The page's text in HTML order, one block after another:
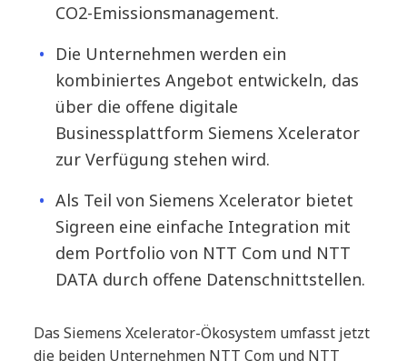
CO2-Emissionsmanagement.
Die Unternehmen werden ein
kombiniertes Angebot entwickeln, das
über die offene digitale
Businessplattform Siemens Xcelerator
zur Verfügung stehen wird.
Als Teil von Siemens Xcelerator bietet
Sigreen eine einfache Integration mit
dem Portfolio von NTT Com und NTT
DATA durch offene Datenschnittstellen.
Das Siemens Xcelerator-Ökosystem umfasst jetzt
die beiden Unternehmen NTT Com und NTT